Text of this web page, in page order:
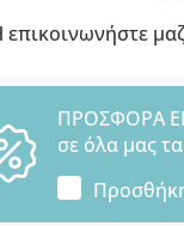
ΠΡΟΣΦΟΡΑ
σε όλα μας